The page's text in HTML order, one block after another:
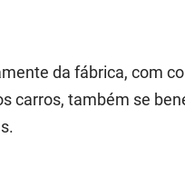
da fábrica, com
carros, também se